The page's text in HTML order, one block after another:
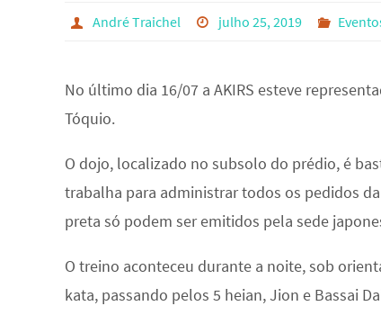
André Traichel julho 25, 2019
No último dia 16/07 a AKIRS esteve
Tóquio.
O dojo, localizado no subsolo do prédio, é
trabalha para administrar todos os pedidos da
preta só podem ser emitidos pela sede
O treino aconteceu durante a noite, sob
kata, passando pelos 5 heian, Jion e Bassai